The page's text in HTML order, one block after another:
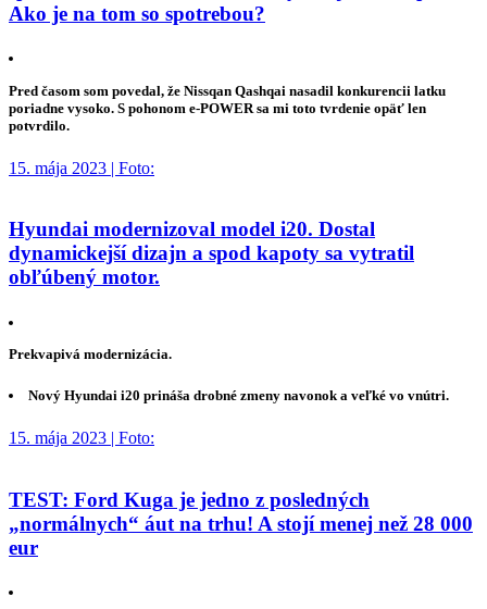
Ako je na tom so spotrebou?
Pred časom som povedal, že Nissqan Qashqai nasadil konkurencii latku
poriadne vysoko. S pohonom e-POWER sa mi toto tvrdenie opäť len
potvrdilo.
15. mája 2023 | Foto:
Hyundai modernizoval model i20. Dostal
dynamickejší dizajn a spod kapoty sa vytratil
obľúbený motor.
Prekvapivá modernizácia.
Nový Hyundai i20 prináša drobné zmeny navonok a veľké vo vnútri.
15. mája 2023 | Foto:
TEST: Ford Kuga je jedno z posledných
„normálnych“ áut na trhu! A stojí menej než 28 000
eur